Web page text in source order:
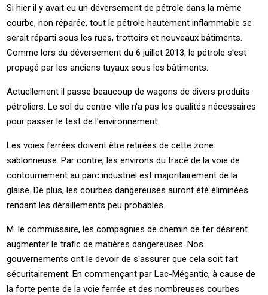
Si hier il y avait eu un déversement de pétrole dans la même
courbe, non réparée, tout le pétrole hautement inflammable se
serait réparti sous les rues, trottoirs et nouveaux bâtiments.
Comme lors du déversement du 6 juillet 2013, le pétrole s'est
propagé par les anciens tuyaux sous les bâtiments.
Actuellement il passe beaucoup de wagons de divers produits
pétroliers. Le sol du centre-ville n'a pas les qualités nécessaires
pour passer le test de l'environnement.
Les voies ferrées doivent être retirées de cette zone
sablonneuse. Par contre, les environs du tracé de la voie de
contournement au parc industriel est majoritairement de la
glaise. De plus, les courbes dangereuses auront été éliminées
rendant les déraillements peu probables.
M. le commissaire, les compagnies de chemin de fer désirent
augmenter le trafic de matières dangereuses. Nos
gouvernements ont le devoir de s'assurer que cela soit fait
sécuritairement. En commençant par Lac-Mégantic, à cause de
la forte pente de la voie ferrée et des nombreuses courbes